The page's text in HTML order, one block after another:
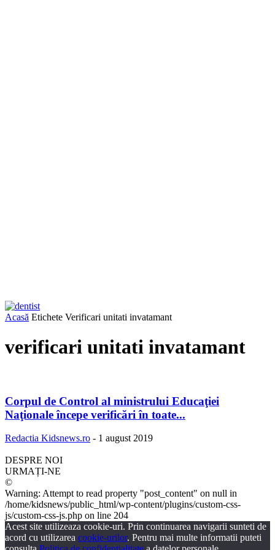
Acasă Etichete Verificari unitati invatamant
verificari unitati invatamant
Corpul de Control al ministrului Educaţiei
Naţionale începe verificări în toate...
Redactia Kidsnews.ro - 1 august 2019
DESPRE NOI
URMAȚI-NE
©
Warning: Attempt to read property "post_content" on null in
/home/kidsnews/public_html/wp-content/plugins/custom-css-
js/custom-css-js.php on line 204
Acest site utilizeaza cookie-uri. Prin continuarea navigarii sunteti de
acord cu utilizarea cookie-urilor. Pentru mai multe informatii puteti